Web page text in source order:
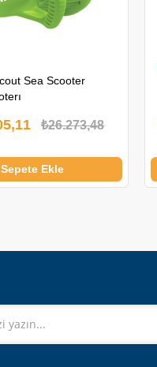
Sea Scooter
₺26.273,48
Sepete Ekle